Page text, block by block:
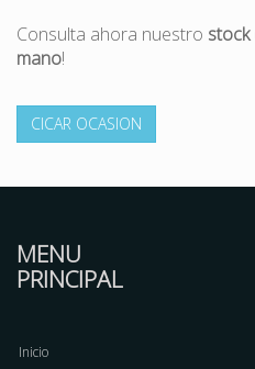
Consulta ahora nuestro stock
mano!
CICAR OCASION
MENU
PRINCIPAL
Inicio